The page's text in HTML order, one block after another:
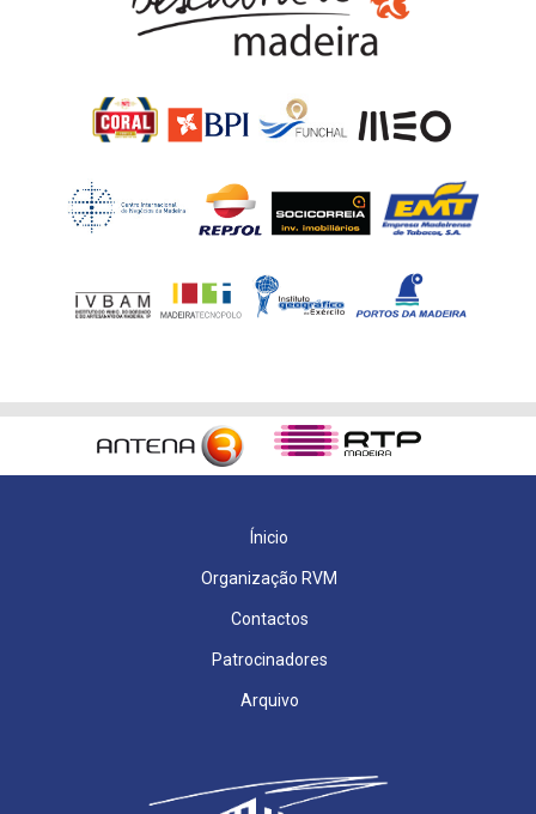
Ínicio
Organização RVM
Contactos
Patrocinadores
Arquivo